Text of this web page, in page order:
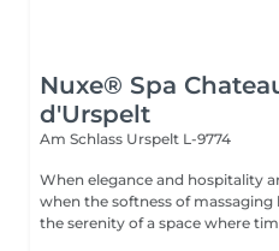
Nuxe® Spa
d'Urspelt
Am Schlass Urspelt L-9774
When elegance and hospitality
when the softness of massaging
the serenity of a space where